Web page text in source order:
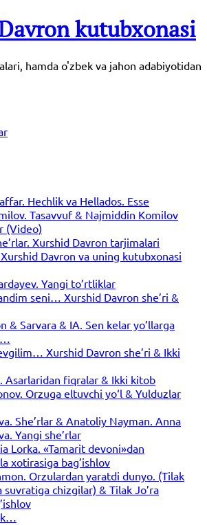
hamda o'zbek va jahon adabiyotidan
Hechlik va Hellados. Esse
Tasavvuf & Najmiddin Komilov
(Video)
Xurshid Davron tarjimalari
Davron va uning kutubxonasi
Yangi to’rtliklar
seni… Xurshid Davron she’ri &
& Sarvara & IA. Sen kelar yo’llarga
Xurshid Davron she’ri & Ikki
Asarlaridan fiqralar & Ikki kitob
Orzuga eltuvchi yo‘l & Yulduzlar
She’rlar & Anatoliy Nayman. Anna
Yangi she’rlar
Lorka. «Tamarit devoni»dan
xotirasiga bag’ishlov
Orzulardan yaratdi dunyo. (Tilak
suvratiga chizgilar) & Tilak Jo’ra